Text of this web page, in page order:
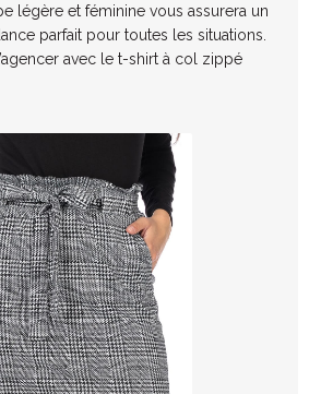
légère et féminine vous assurera un
parfait pour toutes les situations.
avec le t-shirt à col zippé